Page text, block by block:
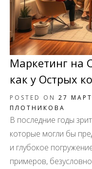
Маркетинг на
как у Острых
POSTED ON 27
ПЛОТНИКОВА
В последние годы
которые могли бы
и глубокое
примеров,